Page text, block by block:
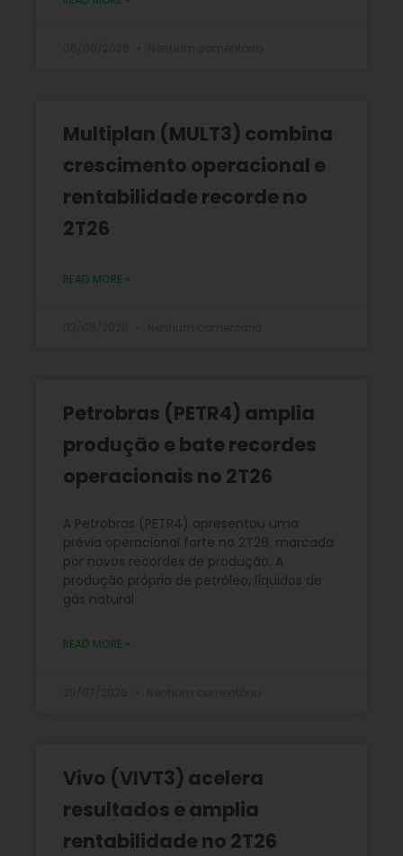
Multiplan (MULT3) combina
crescimento operacional e
rentabilidade recorde no
2T26
READ MORE »
Petrobras (PETR4) amplia
produção e bate recordes
operacionais no 2T26
A Petrobras (PETR4) apresentou uma
prévia operacional forte no 2T26, marcada
por novos recordes de produção. A
produção própria de petróleo, líquidos de
gás natural
READ MORE »
Vivo (VIVT3) acelera
resultados e amplia
rentabilidade no 2T26